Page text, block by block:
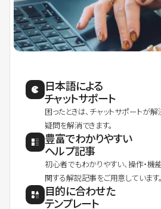
日本語による
チャットサポート
困ったときは、チャットサポートが
疑問を解消できます。
豊富でわかりやすい
ヘルプ記事
初心者でもわかりやすい、操作・機
関する解説記事をご用意しています。
目的に合わせた
テンプレート